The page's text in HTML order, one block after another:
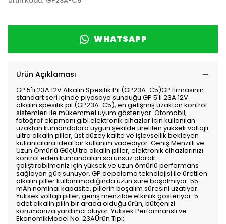
WHATSAPP
Ürün Açıklaması
GP 5'li 23A 12V Alkalin Spesifik Pil (GP23A-C5)GP firmasının
standart seri içinde piyasaya sunduğu GP 5'li 23A 12V
alkalin spesifik pil (GP23A-C5), en gelişmiş uzaktan kontrol
sistemleri ile mükemmel uyum gösteriyor. Otomobil,
fotoğraf ekipmanı gibi elektronik cihazlar için kullanılan
uzaktan kumandalara uygun şekilde üretilen yüksek voltajlı
ultra alkalin piller, üst düzey kalite ve işlevsellik bekleyen
kullanıcılara ideal bir kullanım vadediyor. Geniş Menzilli ve
Uzun Ömürlü GüçUltra alkalin piller, elektronik cihazlarınızı
kontrol eden kumandaları sorunsuz olarak
çalıştırabilmeniz için yüksek ve uzun ömürlü performans
sağlayan güç sunuyor. GP depolama teknolojisi ile üretilen
alkalin piller kullanılmadığında uzun süre boşalmıyor. 55
mAh nominal kapasite, pillerin boşalım süresini uzatıyor.
Yüksek voltajlı piller, geniş menzilde etkinlik gösteriyor. 5
adet alkalin pilin bir arada olduğu ürün, bütçenizi
korumanıza yardımcı oluyor. Yüksek Performanslı ve
EkonomikModel No: 23AÜrün Tipi: